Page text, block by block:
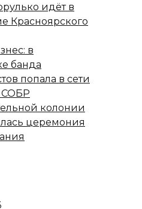
идёт в
Красноярского
в
банда
попала в сети
СОБР
колонии
церемония